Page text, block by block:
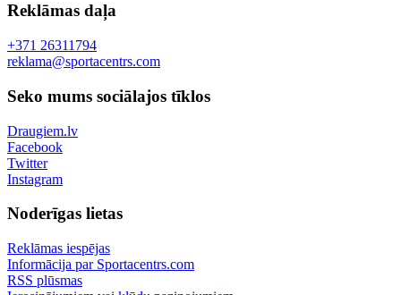
Reklāmas daļa
+371 26311794
reklama@sportacentrs.com
Seko mums sociālajos tīklos
Draugiem.lv
Facebook
Twitter
Instagram
Noderīgas lietas
Reklāmas iespējas
Informācija par Sportacentrs.com
RSS plūsmas